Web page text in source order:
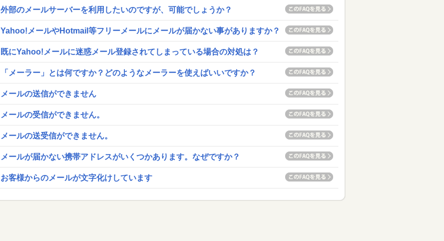
外部のメールサーバーを利用したいのですが、可能でしょうか？
Yahoo!メールやHotmail等フリーメールにメールが届かない事がありますか？
既にYahoo!メールに迷惑メール登録されてしまっている場合の対処は？
「メーラー」とは何ですか？どのようなメーラーを使えばいいですか？
メールの送信ができません
メールの受信ができません。
メールの送受信ができません。
メールが届かない携帯アドレスがいくつかあります。なぜですか？
お客様からのメールが文字化けしています